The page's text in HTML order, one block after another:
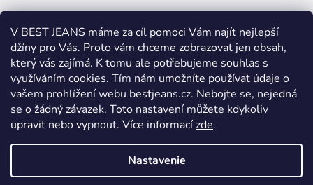
V BEST JEANS máme za cíl pomoci Vám najít nejlepší
džíny pro Vás. Proto vám chceme zobrazovat jen obsah,
který vás zajímá. K tomu ale potřebujeme souhlas s
využíváním cookies. Tím nám umožníte používat údaje o
vašem prohlížení webu bestjeans.cz. Nebojte se, nejedná
se o žádný závazek. Toto nastavení můžete kdykoliv
upravit nebo vypnout. Více informacízde.
Nastavenie
eshop@bestjeans.cz
+420 771 200 468
+420 771 200 468